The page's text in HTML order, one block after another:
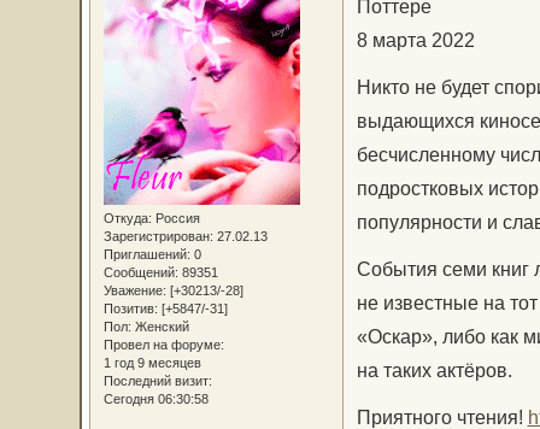
Откуда: Россия
Зарегистрирован: 27.02.13
Приглашений: 0
Сообщений: 89351
Уважение: [+30213/-28]
Позитив: [+5847/-31]
Пол: Женский
Провел на форуме:
1 год 9 месяцев
Последний визит:
Сегодня 06:30:58
Поттере
8 марта 2022
Никто не будет
выдающихся
бесчисленному
подростковых
популярности и
События семи книг
не известные на
«Оскар», либо как
на таких актёров.
Приятного чтения!